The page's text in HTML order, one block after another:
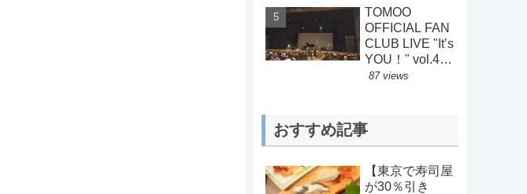
TOMOO
OFFICIAL FAN
CLUB LIVE "Itʼs
YOU！" vol.4
2026.7.4 ライ
87 views
おすすめ記事
【東京で寿司屋
が30％引き